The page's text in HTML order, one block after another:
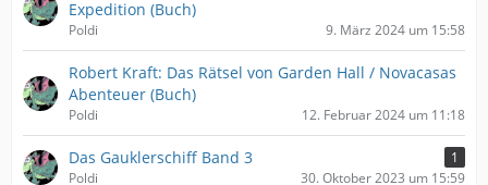
Expedition (Buch)
Poldi 9. März 2024 um 15:58
Robert Kraft: Das Rätsel von Garden Hall / Novacasas
Abenteuer (Buch)
Poldi 12. Februar 2024 um 11:18
Das Gauklerschiff Band 3
1
Poldi
30. Oktober 2023 um 15:59